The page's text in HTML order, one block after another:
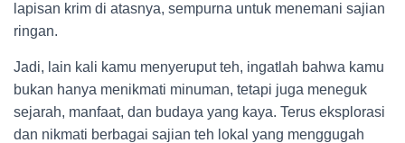
lapisan krim di atasnya, sempurna untuk menemani sajian
ringan.
Jadi, lain kali kamu menyeruput teh, ingatlah bahwa kamu
bukan hanya menikmati minuman, tetapi juga meneguk
sejarah, manfaat, dan budaya yang kaya. Terus eksplorasi
dan nikmati berbagai sajian teh lokal yang menggugah